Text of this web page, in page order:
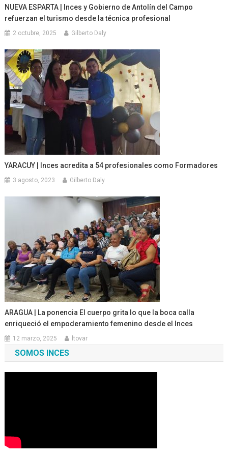
NUEVA ESPARTA | Inces y Gobierno de Antolín del Campo
refuerzan el turismo desde la técnica profesional
2 octubre, 2025 Gilberto Daly
YARACUY | Inces acredita a 54 profesionales como Formadores
3 agosto, 2023 Gilberto Daly
ARAGUA | La ponencia El cuerpo grita lo que la boca calla
enriqueció el empoderamiento femenino desde el Inces
12 marzo, 2025 ltovar
SOMOS INCES